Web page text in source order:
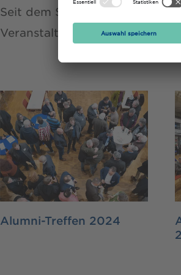
Seit dem Start des Alumni-
Veranstaltungen statt:
Alumni-Treffen 2024